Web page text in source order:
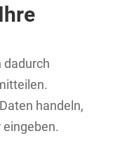
dadurch
handeln,